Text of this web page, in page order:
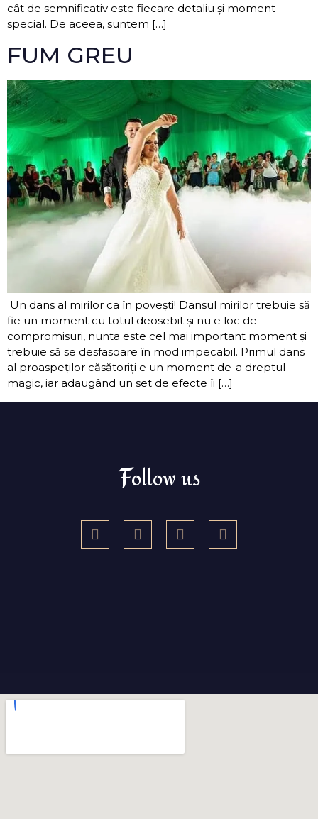
cât de semnificativ este fiecare detaliu și moment
special. De aceea, suntem […]
FUM GREU
Un dans al mirilor ca în povești! Dansul mirilor trebuie să
fie un moment cu totul deosebit și nu e loc de
compromisuri, nunta este cel mai important moment și
trebuie să se desfasoare în mod impecabil. Primul dans
al proaspeților căsătoriți e un moment de-a dreptul
magic, iar adaugând un set de efecte îi […]
Follow us